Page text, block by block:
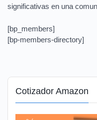
significativas en una
[bp_members]
[bp-members-directory]
Cotizador Amazon